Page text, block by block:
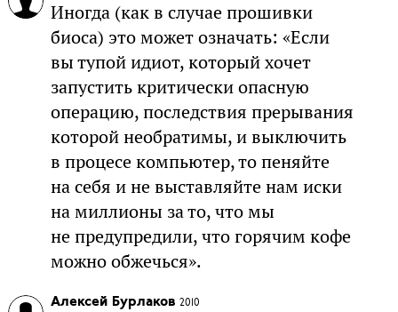
Иногда (как в случае прошивки
биоса) это может означать: «Если
вы тупой идиот, который хочет
запустить критически опасную
операцию, последствия прерывания
которой необратимы, и выключить
в процесе компьютер, то пеняйте
на себя и не выставляйте нам иски
на миллионы за то, что мы
не предупредили, что горячим кофе
можно обжечься».
Алексей Бурлаков 2010